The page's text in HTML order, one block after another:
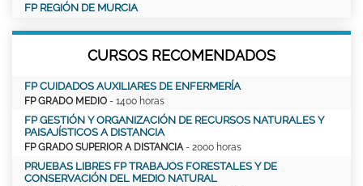
FP REGIÓN DE MURCIA
CURSOS RECOMENDADOS
FP CUIDADOS AUXILIARES DE ENFERMERÍA
FP GRADO MEDIO - 1400 horas
FP GESTIÓN Y ORGANIZACIÓN DE RECURSOS NATURALES Y
PAISAJÍSTICOS A DISTANCIA
FP GRADO SUPERIOR A DISTANCIA- 2000 horas
PRUEBAS LIBRES FP TRABAJOS FORESTALES Y DE
CONSERVACIÓN DEL MEDIO NATURAL